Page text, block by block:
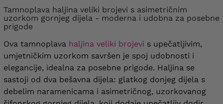
62
opseg poprsja 128 cm , opseg kukova
Duljina 124 cm, duljina rukava 42 cm
52 cm
64
opseg poprsja 132 cm, opseg kukova 148 cm
Duljina
125 cm , duljina rukava 42 cm , Biceps
54 cm
Tamnoplava haljina veliki brojevi s asimetričnim
uzorkom gornjeg dijela - moderna i udobna za posebne
prigode
Ova tamnoplava haljina veliki brojevi s upečatljivim,
umjetničkim uzorkom savršen je spoj udobnosti i
elegancije, idealna za posebne prigode. Haljina se
sastoji od dva bešavna dijela: glatkog donjeg dijela s
debelim naramenicama i asimetričnog, uzorkovanog